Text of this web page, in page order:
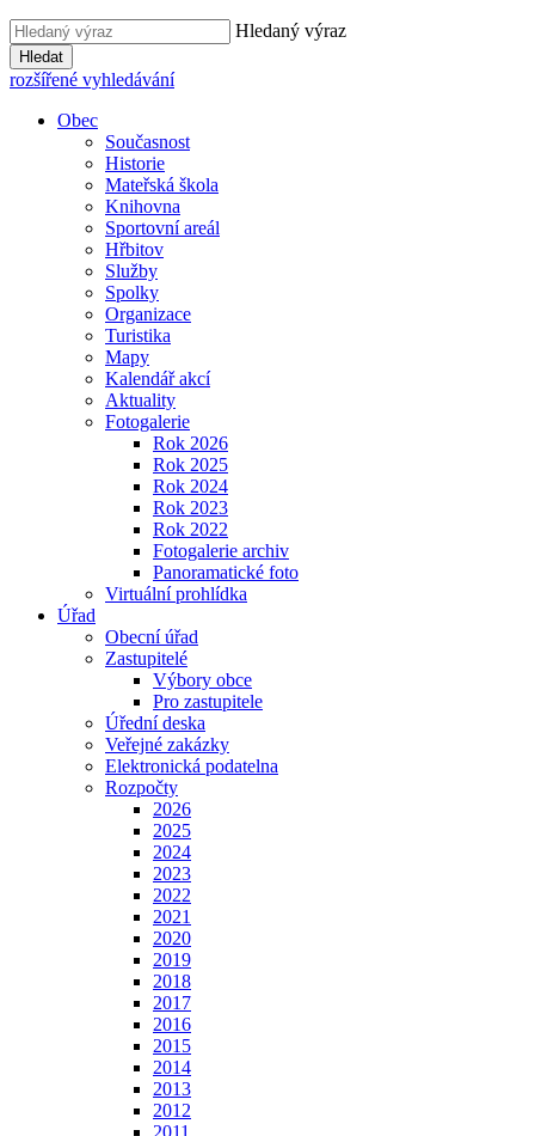
Hledaný výraz
Hledat
rozšířené vyhledávání
Obec
Současnost
Historie
Mateřská škola
Knihovna
Sportovní areál
Hřbitov
Služby
Spolky
Organizace
Turistika
Mapy
Kalendář akcí
Aktuality
Fotogalerie
Rok 2026
Rok 2025
Rok 2024
Rok 2023
Rok 2022
Fotogalerie archiv
Panoramatické foto
Virtuální prohlídka
Úřad
Obecní úřad
Zastupitelé
Výbory obce
Pro zastupitele
Úřední deska
Veřejné zakázky
Elektronická podatelna
Rozpočty
2026
2025
2024
2023
2022
2021
2020
2019
2018
2017
2016
2015
2014
2013
2012
2011